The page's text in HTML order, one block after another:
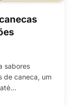
sabores
de caneca, um